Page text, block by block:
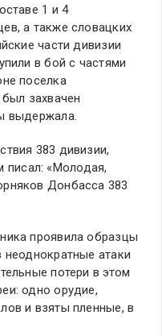
1 и 4
а также словацких
части дивизии
в бой с частями
поселка
захвачен
выдержала.
383 дивизии,
«Молодая,
Донбасса 383
проявила образцы
неоднократные атаки
потери в этом
одно орудие,
и взяты пленные, в